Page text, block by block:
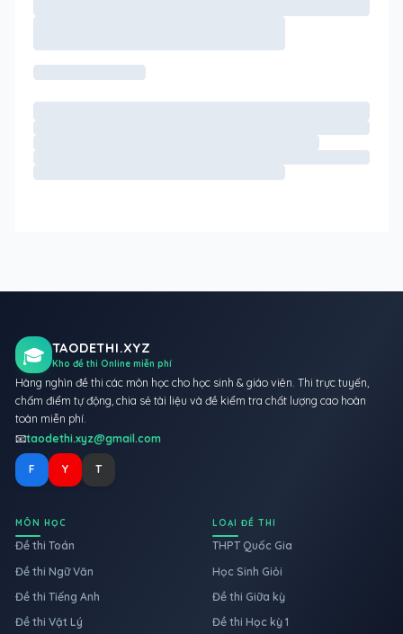
🎓 TAODETHI.XYZ
Kho đề thi Online miễn phí
Hàng nghìn đề thi các môn học cho học sinh & giáo viên. Thi trực tuyến,
chấm điểm tự động, chia sẻ tài liệu và đề kiểm tra chất lượng cao hoàn
toàn miễn phí.
📧taodethi.xyz@gmail.com
F Y T
MÔN HỌC
Đề thi Toán
Đề thi Ngữ Văn
Đề thi Tiếng Anh
Đề thi Vật Lý
LOẠI ĐỀ THI
THPT Quốc Gia
Học Sinh Giỏi
Đề thi Giữa kỳ
Đề thi Học kỳ 1